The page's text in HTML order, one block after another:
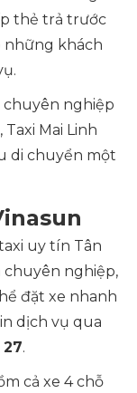
thẻ trả trước
những khách
chuyên nghiệp
Mai Linh
di chuyển một
uy tín Tân
chuyên nghiệp,
đặt xe nhanh
dịch vụ qua
27.
cả xe 4 chỗ